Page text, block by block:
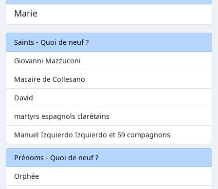
Marie
Saints - Quoi de neuf ?
Giovanni Mazzuconi
Macaire de Collesano
David
martyrs espagnols clarétains
Manuel Izquierdo Izquierdo et 59 compagnons
Prénoms - Quoi de neuf ?
Orphée